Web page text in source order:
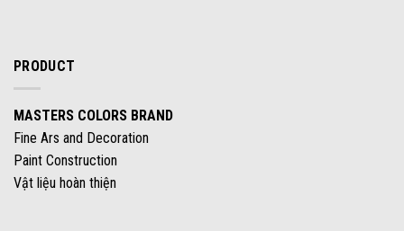
PRODUCT
MASTERS COLORS BRAND
Fine Ars and Decoration
Paint Construction
Vật liệu hoàn thiện